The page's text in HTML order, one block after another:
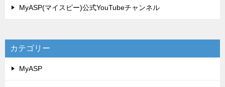
MyASP(マイスピー)公式YouTubeチャンネル
カテゴリー
MyASP